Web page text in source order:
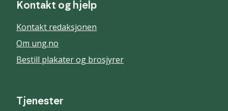
Kontakt og hjelp
Kontakt redaksjonen
Om ung.no
Bestill plakater og brosjyrer
Tjenester